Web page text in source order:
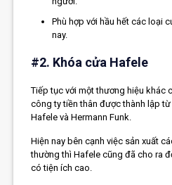
Phù hợp với hầu hết các loại
nay.
#2. Khóa cửa Hafele
Tiếp tục với một thương hiệu khác
công ty tiền thân được thành lập
Hafele và Hermann Funk.
Hiện nay bên cạnh việc sản xuất
thường thì Hafele cũng đã cho ra
có tiện ích cao.